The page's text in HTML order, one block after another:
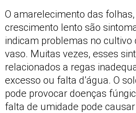
O amarelecimento das
crescimento lento são
indicam problemas no cultivo
vaso. Muitas vezes, esses
relacionados a regas
excesso ou falta d’água. O
pode provocar doenças
falta de umidade pode